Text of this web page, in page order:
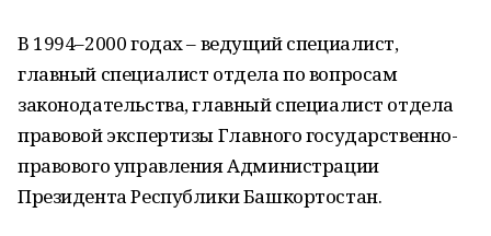
В 1994–2000 годах – ведущий специалист,
главный специалист отдела по вопросам
законодательства, главный специалист отдела
правовой экспертизы Главного государственно-
правового управления Администрации
Президента Республики Башкортостан.